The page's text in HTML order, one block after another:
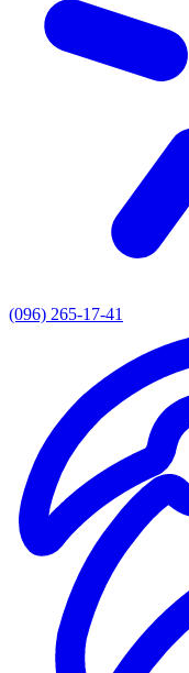
(096) 265-17-41